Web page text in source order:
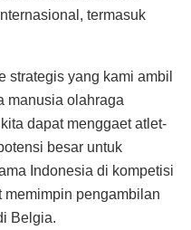
termasuk
strategis yang kami ambil
manusia olahraga
dapat menggaet atlet-
besar untuk
Indonesia di kompetisi
memimpin pengambilan
Belgia.